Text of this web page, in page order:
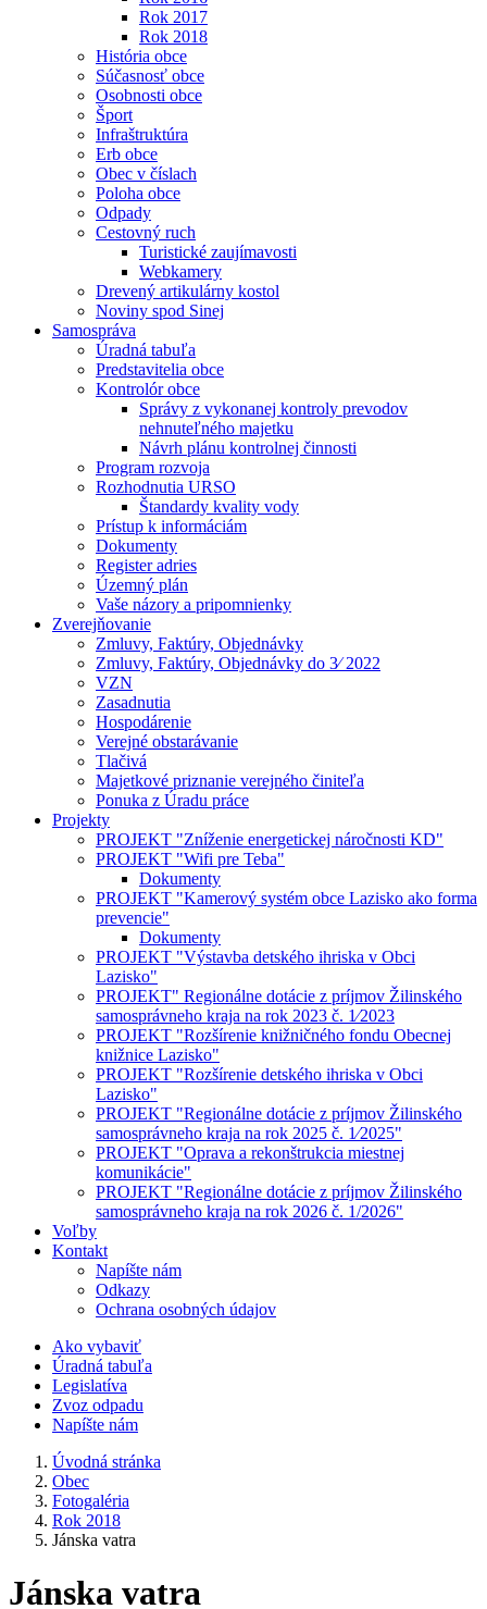
Rok 2017
Rok 2018
História obce
Súčasnosť obce
Osobnosti obce
Šport
Infraštruktúra
Erb obce
Obec v číslach
Poloha obce
Odpady
Cestovný ruch
Turistické zaujímavosti
Webkamery
Drevený artikulárny kostol
Noviny spod Sinej
Samospráva
Úradná tabuľa
Predstavitelia obce
Kontrolór obce
Správy z vykonanej kontroly prevodov
nehnuteľného majetku
Návrh plánu kontrolnej činnosti
Program rozvoja
Rozhodnutia URSO
Štandardy kvality vody
Prístup k informáciám
Dokumenty
Register adries
Územný plán
Vaše názory a pripomnienky
Zverejňovanie
Zmluvy, Faktúry, Objednávky
Zmluvy, Faktúry, Objednávky do 3⁄ 2022
VZN
Zasadnutia
Hospodárenie
Verejné obstarávanie
Tlačivá
Majetkové priznanie verejného činiteľa
Ponuka z Úradu práce
Projekty
PROJEKT "Zníženie energetickej náročnosti KD"
PROJEKT "Wifi pre Teba"
Dokumenty
PROJEKT "Kamerový systém obce Lazisko ako forma
prevencie"
Dokumenty
PROJEKT "Výstavba detského ihriska v Obci
Lazisko"
PROJEKT" Regionálne dotácie z príjmov Žilinského
samosprávneho kraja na rok 2023 č. 1⁄2023
PROJEKT "Rozšírenie knižničného fondu Obecnej
knižnice Lazisko"
PROJEKT "Rozšírenie detského ihriska v Obci
Lazisko"
PROJEKT "Regionálne dotácie z príjmov Žilinského
samosprávneho kraja na rok 2025 č. 1⁄2025"
PROJEKT "Oprava a rekonštrukcia miestnej
komunikácie"
PROJEKT "Regionálne dotácie z príjmov Žilinského
samosprávneho kraja na rok 2026 č. 1/2026"
Voľby
Kontakt
Napíšte nám
Odkazy
Ochrana osobných údajov
Ako vybaviť
Úradná tabuľa
Legislatíva
Zvoz odpadu
Napíšte nám
Úvodná stránka
Obec
Fotogaléria
Rok 2018
Jánska vatra
Jánska vatra